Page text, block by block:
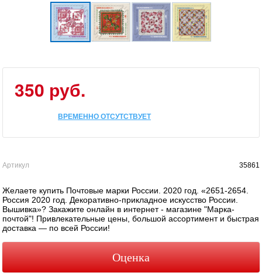
350 руб.
ВРЕМЕННО ОТСУТСТВУЕТ
Артикул 35861
Желаете купить Почтовые марки России. 2020 год. «2651-2654.
Россия 2020 год. Декоративно-прикладное искусство России.
Вышивка»? Закажите онлайн в интернет - магазине "Марка-
почтой"! Привлекательные цены, большой ассортимент и быстрая
доставка — по всей России!
Оценка